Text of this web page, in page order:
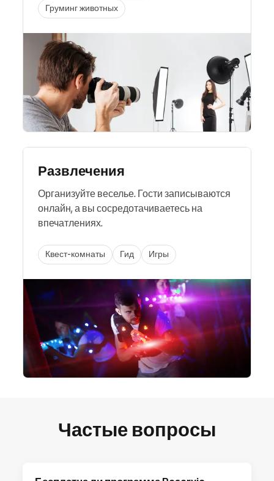
Груминг животных
Развлечения
Организуйте веселье. Гости записываются
онлайн, а вы сосредотачиваетесь на
впечатлениях.
Квест-комнаты Гид Игры
Частые вопросы